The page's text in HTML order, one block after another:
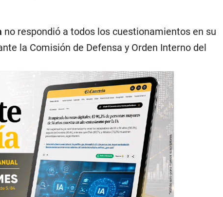
no respondió a todos los cuestionamientos en su
la Comisión de Defensa y Orden Interno del